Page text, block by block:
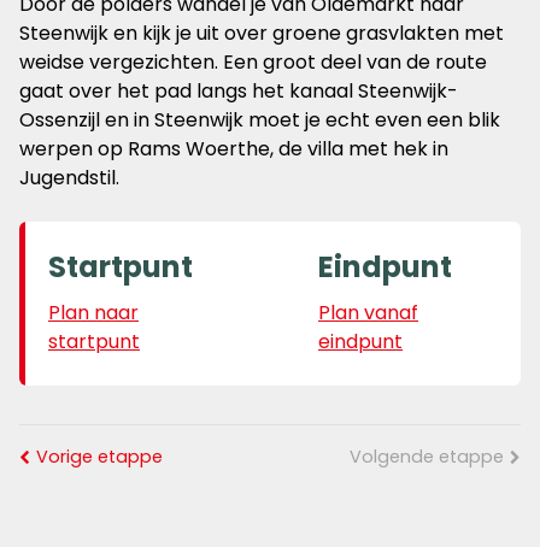
Steenwijk en kijk je uit over groene grasvlakten met
weidse vergezichten. Een groot deel van de route
gaat over het pad langs het kanaal Steenwijk-
Ossenzijl en in Steenwijk moet je echt even een blik
werpen op Rams Woerthe, de villa met hek in
Jugendstil.
Startpunt
Plan naar
startpunt
Eindpunt
Plan vanaf
eindpunt
Vorige etappe Volgende etappe